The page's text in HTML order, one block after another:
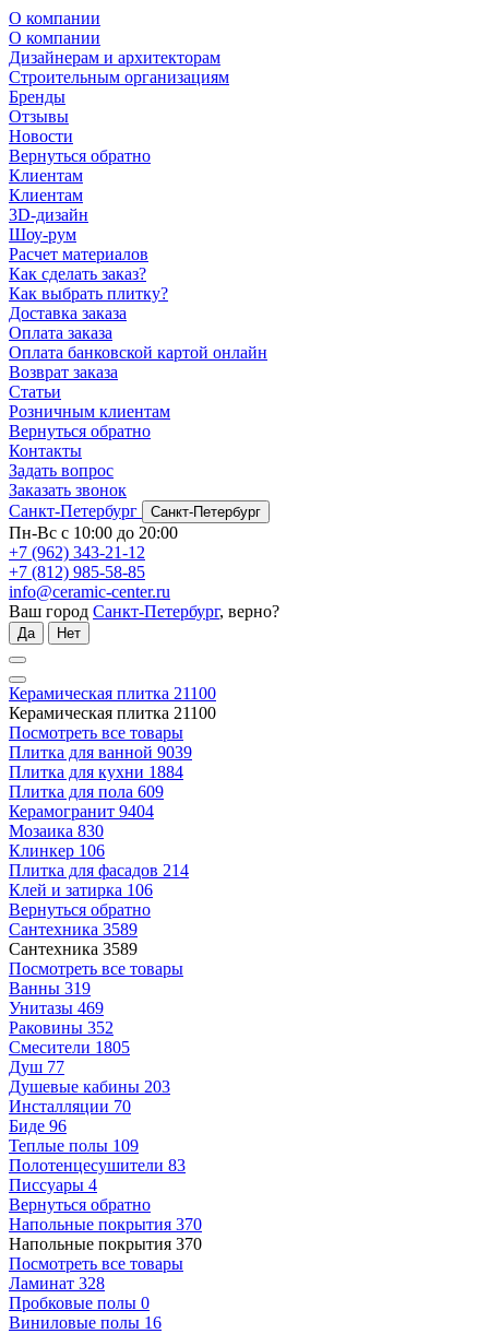
О компании
О компании
Дизайнерам и архитекторам
Строительным организациям
Бренды
Отзывы
Новости
Вернуться обратно
Клиентам
Клиентам
3D-дизайн
Шоу-рум
Расчет материалов
Как сделать заказ?
Как выбрать плитку?
Доставка заказа
Оплата заказа
Оплата банковской картой онлайн
Возврат заказа
Статьи
Розничным клиентам
Вернуться обратно
Контакты
Задать вопрос
Заказать звонок
Санкт-Петербург
Санкт-Петербург
Пн-Вс с 10:00 до 20:00
+7 (962) 343-21-12
+7 (812) 985-58-85
info@ceramic-center.ru
Ваш город Санкт-Петербург, верно?
Да Нет
Керамическая плитка 21100
Керамическая плитка 21100
Посмотреть все товары
Плитка для ванной 9039
Плитка для кухни 1884
Плитка для пола 609
Керамогранит 9404
Мозаика 830
Клинкер 106
Плитка для фасадов 214
Клей и затирка 106
Вернуться обратно
Сантехника 3589
Сантехника 3589
Посмотреть все товары
Ванны 319
Унитазы 469
Раковины 352
Смесители 1805
Душ 77
Душевые кабины 203
Инсталляции 70
Биде 96
Теплые полы 109
Полотенцесушители 83
Писсуары 4
Вернуться обратно
Напольные покрытия 370
Напольные покрытия 370
Посмотреть все товары
Ламинат 328
Пробковые полы 0
Виниловые полы 16